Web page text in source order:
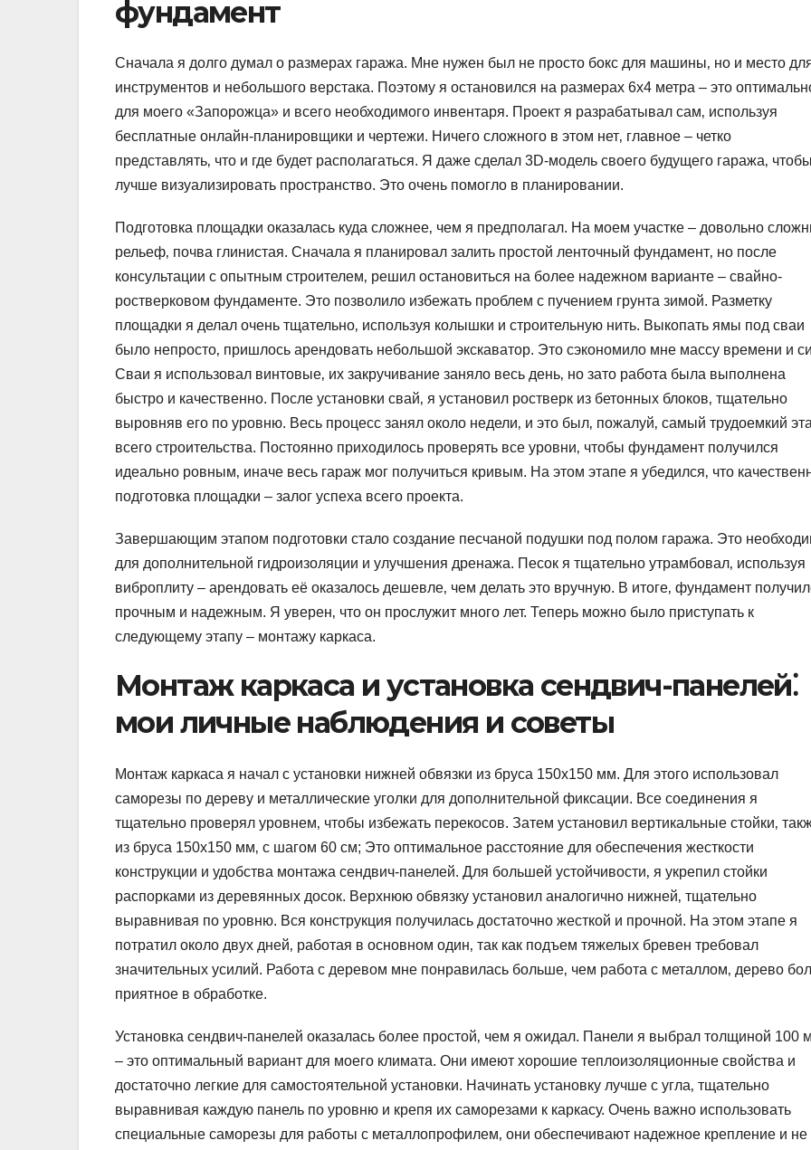
фундамент
Сначала я долго думал о размерах гаража. Мне нужен был не просто бокс для машины‚ но и место
инструментов и небольшого верстака. Поэтому я остановился на размерах 6х4 метра – это
для моего «Запорожца» и всего необходимого инвентаря. Проект я разрабатывал сам‚ используя
бесплатные онлайн-планировщики и чертежи. Ничего сложного в этом нет‚ главное – четко
представлять‚ что и где будет располагаться. Я даже сделал 3D-модель своего будущего гаража‚ чтобы
лучше визуализировать пространство. Это очень помогло в планировании.
Подготовка площадки оказалась куда сложнее‚ чем я предполагал. На моем участке – довольно
рельеф‚ почва глинистая. Сначала я планировал залить простой ленточный фундамент‚ но после
консультации с опытным строителем‚ решил остановиться на более надежном варианте – свайно-
ростверковом фундаменте. Это позволило избежать проблем с пучением грунта зимой. Разметку
площадки я делал очень тщательно‚ используя колышки и строительную нить. Выкопать ямы под сваи
было непросто‚ пришлось арендовать небольшой экскаватор. Это сэкономило мне массу времени и
Сваи я использовал винтовые‚ их закручивание заняло весь день‚ но зато работа была выполнена
быстро и качественно. После установки свай‚ я установил ростверк из бетонных блоков‚ тщательно
выровняв его по уровню. Весь процесс занял около недели‚ и это был‚ пожалуй‚ самый трудоемкий
всего строительства. Постоянно приходилось проверять все уровни‚ чтобы фундамент получился
идеально ровным‚ иначе весь гараж мог получиться кривым. На этом этапе я убедился‚ что
подготовка площадки – залог успеха всего проекта.
Завершающим этапом подготовки стало создание песчаной подушки под полом гаража. Это
для дополнительной гидроизоляции и улучшения дренажа. Песок я тщательно утрамбовал‚ используя
виброплиту – арендовать её оказалось дешевле‚ чем делать это вручную. В итоге‚ фундамент
прочным и надежным. Я уверен‚ что он прослужит много лет. Теперь можно было приступать к
следующему этапу – монтажу каркаса.
Монтаж каркаса и установка сендвич-панелей⁚
мои личные наблюдения и советы
Монтаж каркаса я начал с установки нижней обвязки из бруса 150х150 мм. Для этого использовал
саморезы по дереву и металлические уголки для дополнительной фиксации. Все соединения я
тщательно проверял уровнем‚ чтобы избежать перекосов. Затем установил вертикальные стойки‚
из бруса 150х150 мм‚ с шагом 60 см; Это оптимальное расстояние для обеспечения жесткости
конструкции и удобства монтажа сендвич-панелей. Для большей устойчивости‚ я укрепил стойки
распорками из деревянных досок. Верхнюю обвязку установил аналогично нижней‚ тщательно
выравнивая по уровню. Вся конструкция получилась достаточно жесткой и прочной. На этом этапе я
потратил около двух дней‚ работая в основном один‚ так как подъем тяжелых бревен требовал
значительных усилий. Работа с деревом мне понравилась больше‚ чем работа с металлом‚ дерево
приятное в обработке.
Установка сендвич-панелей оказалась более простой‚ чем я ожидал. Панели я выбрал толщиной 100
– это оптимальный вариант для моего климата. Они имеют хорошие теплоизоляционные свойства и
достаточно легкие для самостоятельной установки. Начинать установку лучше с угла‚ тщательно
выравнивая каждую панель по уровню и крепя их саморезами к каркасу. Очень важно использовать
специальные саморезы для работы с металлопрофилем‚ они обеспечивают надежное крепление и не